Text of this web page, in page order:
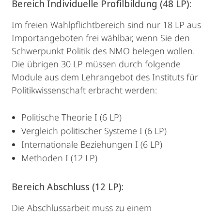
Bereich Individuelle Profilbildung (48 LP):
Im freien Wahlpflichtbereich sind nur 18 LP aus
Importangeboten frei wählbar, wenn Sie den
Schwerpunkt Politik des NMO belegen wollen.
Die übrigen 30 LP müssen durch folgende
Module aus dem Lehrangebot des Instituts für
Politikwissenschaft erbracht werden:
Politische Theorie I (6 LP)
Vergleich politischer Systeme I (6 LP)
Internationale Beziehungen I (6 LP)
Methoden I (12 LP)
Bereich Abschluss (12 LP):
Die Abschlussarbeit muss zu einem